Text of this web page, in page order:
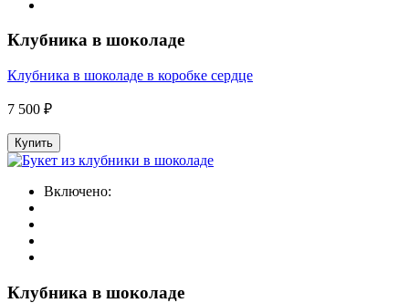
Клубника в шоколаде
Клубника в шоколаде в коробке сердце
7 500 ₽
Купить
Включено:
Клубника в шоколаде